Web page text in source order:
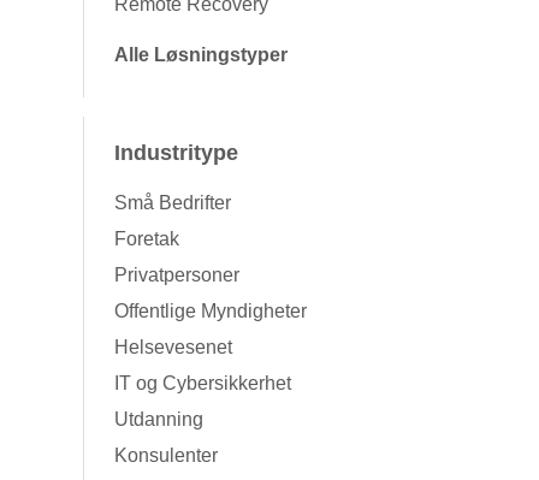
Remote Recovery
Alle Løsningstyper
Industritype
Små Bedrifter
Foretak
Privatpersoner
Offentlige Myndigheter
Helsevesenet
IT og Cybersikkerhet
Utdanning
Konsulenter